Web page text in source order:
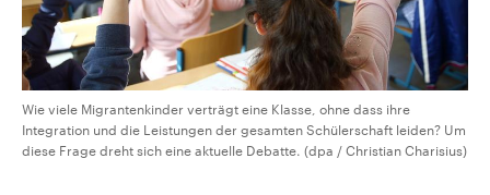
Wie viele Migrantenkinder verträgt eine Klasse, ohne dass ihre
Integration und die Leistungen der gesamten Schülerschaft leiden? Um
diese Frage dreht sich eine aktuelle Debatte. (dpa / Christian Charisius)